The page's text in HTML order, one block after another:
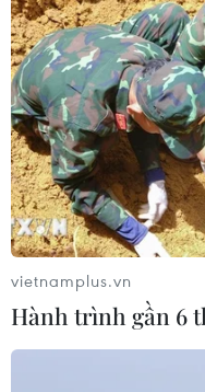
với 6 dự án đầu tư
09/08/2026 08:42
Hải Phòng dự kiến
mầm non, tiểu học
09/08/2026 08:42
Trường Đại học
bố điểm chuẩn, cao
vietnamplus.vn
Hành trình gần 6